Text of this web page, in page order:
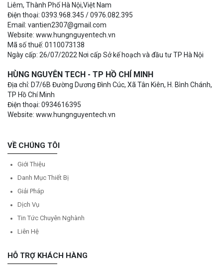
Liêm, Thành Phố Hà Nội,Việt Nam
Điện thoại: 0393.968.345 / 0976.082.395
Email: vantien2307@gmail.com
Website: www.hungnguyentech.vn
Mã số thuế: 0110073138
Ngày cấp: 26/07/2022 Nơi cấp Sở kế hoạch và đầu tư TP Hà Nội
HÙNG NGUYÊN TECH - TP HỒ CHÍ MINH
Địa chỉ: D7/6B Đường Dương Đình Cúc, Xã Tân Kiên, H. Bình Chánh,
TP Hồ Chí Minh
Điện thoại: 0934616395
Website: www.hungnguyentech.vn
VỀ CHÚNG TÔI
Giới Thiệu
Danh Mục Thiết Bị
Giải Pháp
Dịch Vụ
Tin Tức Chuyên Nghành
Liên Hệ
HỖ TRỢ KHÁCH HÀNG